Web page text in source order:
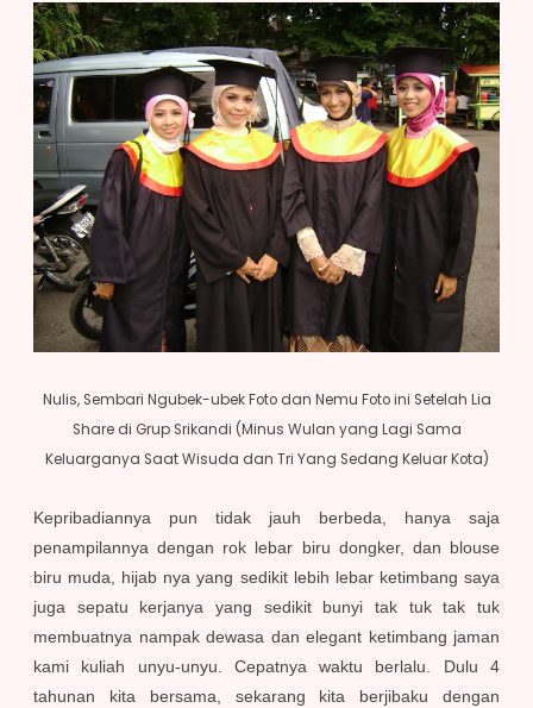
Nulis, Sembari Ngubek-ubek Foto dan Nemu Foto ini Setelah Lia
Share di Grup Srikandi (Minus Wulan yang Lagi Sama
Keluarganya Saat Wisuda dan Tri Yang Sedang Keluar Kota)
Kepribadiannya pun tidak jauh berbeda, hanya saja
penampilannya dengan rok lebar biru dongker, dan blouse
biru muda, hijab nya yang sedikit lebih lebar ketimbang saya
juga sepatu kerjanya yang sedikit bunyi tak tuk tak tuk
membuatnya nampak dewasa dan elegant ketimbang jaman
kami kuliah unyu-unyu. Cepatnya waktu berlalu. Dulu 4
tahunan kita bersama, sekarang kita berjibaku dengan